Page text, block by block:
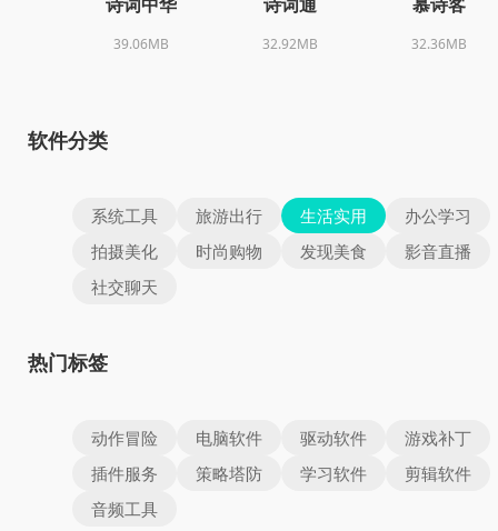
39.06MB 32.92MB 32.36MB
软件分类
系统工具 旅游出行 生活实用
办公学习
拍摄美化
时尚购物 发现美食
影音直播
社交聊天
热门标签
动作冒险 电脑软件 驱动软件
游戏补丁
插件服务
策略塔防 学习软件
剪辑软件
音频工具